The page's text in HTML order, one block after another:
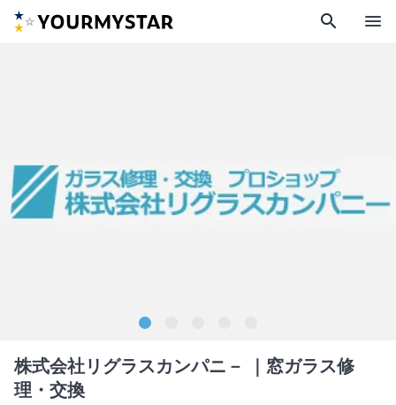
search menu
株式会社リグラスカンパニ－
｜窓ガラス修
理・交換